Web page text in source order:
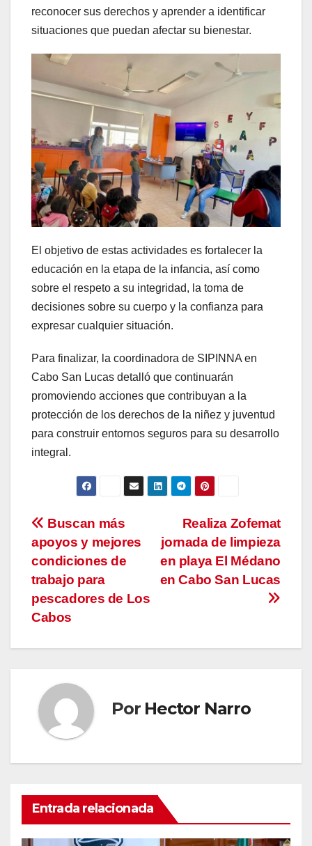
reconocer sus derechos y aprender a identificar
situaciones que puedan afectar su bienestar.
El objetivo de estas actividades es fortalecer la
educación en la etapa de la infancia, así como
sobre el respeto a su integridad, la toma de
decisiones sobre su cuerpo y la confianza para
expresar cualquier situación.
Para finalizar, la coordinadora de SIPINNA en
Cabo San Lucas detalló que continuarán
promoviendo acciones que contribuyan a la
protección de los derechos de la niñez y juventud
para construir entornos seguros para su desarrollo
integral.
Navegación
de
entradas
Realiza Zofemat
jornada de limpieza
en playa El Médano
en Cabo San Lucas
Buscan más
apoyos y mejores
condiciones de
trabajo para
pescadores de Los
Cabos
Por Hector Narro
Entrada relacionada